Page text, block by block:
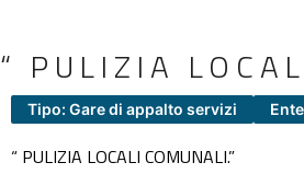
“ PULIZIA
Tipo: Gare di appalto servizi
“ PULIZIA LOCALI COMUNALI.”